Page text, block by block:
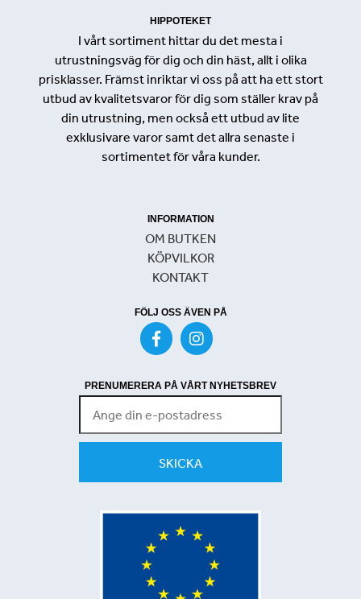
HIPPOTEKET
I vårt sortiment hittar du det mesta i
utrustningsväg för dig och din häst, allt i olika
prisklasser. Främst inriktar vi oss på att ha ett stort
utbud av kvalitetsvaror för dig som ställer krav på
din utrustning, men också ett utbud av lite
exklusivare varor samt det allra senaste i
sortimentet för våra kunder.
INFORMATION
OM BUTKEN
KÖPVILKOR
KONTAKT
FÖLJ OSS ÄVEN PÅ
PRENUMERERA PÅ VÅRT NYHETSBREV